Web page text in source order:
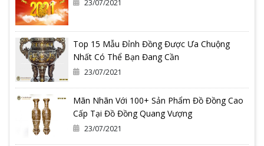
23/07/2021
Top 15 Mẫu Đỉnh Đồng Được Ưa Chuộng
Nhất Có Thể Bạn Đang Cần
23/07/2021
Mãn Nhãn Với 100+ Sản Phẩm Đồ Đồng Cao
Cấp Tại Đồ Đồng Quang Vượng
23/07/2021